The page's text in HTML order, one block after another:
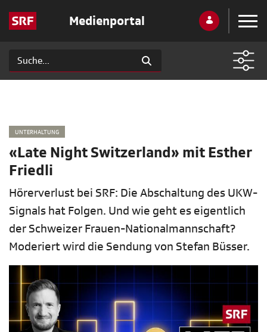
Medienportal
UNTERHALTUNG
«Late Night Switzerland» mit Esther
Friedli
Hörerverlust bei SRF: Die Abschaltung des UKW-
Signals hat Folgen. Und wie geht es eigentlich
der Schweizer Frauen-Nationalmannschaft?
Moderiert wird die Sendung von Stefan Büsser.